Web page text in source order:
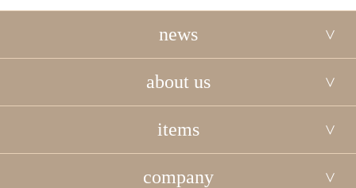
news
about us
items
company